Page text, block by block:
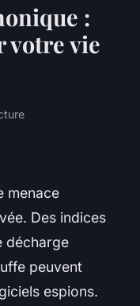
:
votre vie
menace
Des indices
décharge
peuvent
espions.